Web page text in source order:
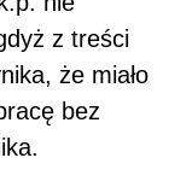
z treści
że miało
bez